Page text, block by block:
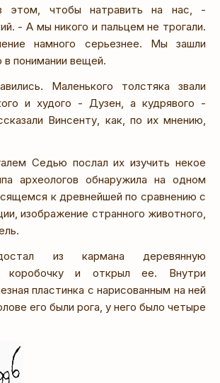
этом, чтобы натравить на нас, -
- А мы никого и пальцем не трогали.
намного серьезнее. Мы зашли
понимании вещей.
Маленького толстяка звали
и худого - Дузен, а кудрявого -
Винсенту, как, по их мнению,
Седью послал их изучить некое
археологов обнаружила на одном
к древнейшей по сравнению с
изображение странного животного,
из кармана деревянную
коробочку и открыл ее. Внутри
пластинка с нарисованным на ней
его были рога, у него было четыре